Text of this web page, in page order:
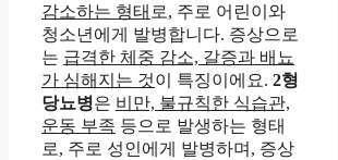
감소하는 형태 로, 주로 어린이와
청소년에게 발병합니다. 증상으로
는 급격한 체중 감소, 갈증과 배뇨
가 심해지는 것이 특징이에요. 2형
당뇨병은 비만, 불규칙한 식습관,
운동 부족 등으로 발생하는 형태
로, 주로 성인에게 발병하며, 증상